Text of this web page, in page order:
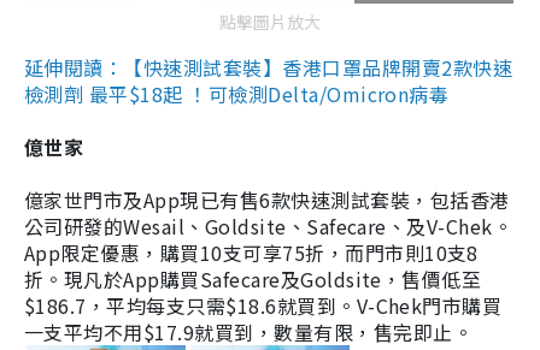
點擊圖片放大
延伸閱讀：【快速測試套裝】香港口罩品牌開賣2款快速
檢測劑 最平$18起 ！可檢測Delta/Omicron病毒
億世家
億家世門市及App現已有售6款快速測試套裝，包括香港
公司研發的Wesail、Goldsite、Safecare、及V-Chek。
App限定優惠，購買10支可享75折，而門市則10支8
折。現凡於App購買Safecare及Goldsite，售價低至
$186.7，平均每支只需$18.6就買到。V-Chek門市購買
一支平均不用$17.9就買到，數量有限，售完即止。